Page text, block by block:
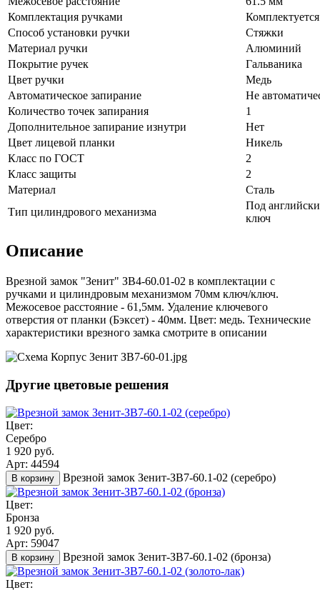
Комплектация ручками
Комплектуется
Способ установки ручки
Стяжки
Материал ручки
Алюминий
Покрытие ручек
Гальваника
Цвет ручки
Медь
Автоматическое запирание
Не
Количество точек запирания
1
Дополнительное запирание изнутри
Нет
Цвет лицевой планки
Никель
Класс по ГОСТ
2
Класс защиты
2
Материал
Сталь
Тип цилиндрового механизма
Под
ключ
Описание
Врезной замок "Зенит" ЗВ4-60.01-02 в комплектации с
ручками и цилиндровым механизмом 70мм ключ/ключ.
Межосевое расстояние - 61,5мм. Удаление ключевого
отверстия от планки (Бэксет) - 40мм. Цвет: медь. Технические
характеристики врезного замка смотрите в описании
Другие цветовые решения
Цвет:
Серебро
1 920 руб.
Арт: 44594
В корзину Врезной замок Зенит-ЗВ7-60.1-02 (серебро)
Цвет:
Бронза
1 920 руб.
Арт: 59047
В корзину Врезной замок Зенит-ЗВ7-60.1-02 (бронза)
Цвет: